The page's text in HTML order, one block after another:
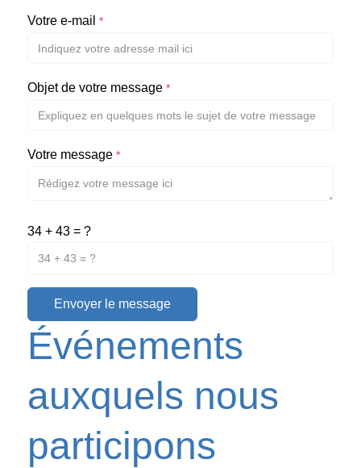
Votre e-mail*
Objet de votre message*
Votre message*
34 + 43 = ?
Envoyer le message
Événements
auxquels nous
participons